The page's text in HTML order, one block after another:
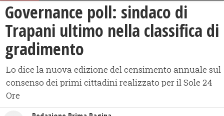
​Governance poll: sindaco di
Trapani ultimo nella classifica di
gradimento
Lo dice la nuova edizione del censimento annuale sul
consenso dei primi cittadini realizzato per il Sole 24
Ore